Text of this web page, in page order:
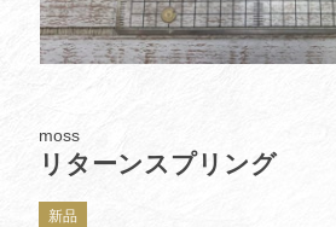
moss
リターンスプリング
新品